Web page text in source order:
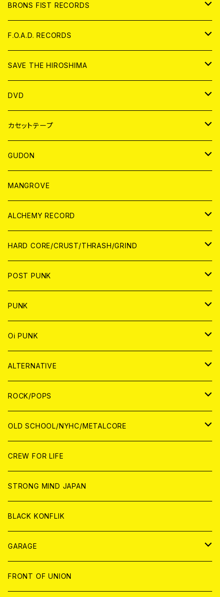
アパレル
ANALOG
BRONS FIST RECORDS
CD
ANALOG
F.O.A.D. RECORDS
CD
ANALOG
SAVE THE HIROSHIMA
アパレル
BADGE
DVD
JAPAN
WORLD
カセットテープ
JAPAN
WORLD
GUDON
アパレル
PATCH
アナログ
DIGITAL CONTENTS
MANGROVE
ALCHEMY RECORD
CD
ANALOG
HARD CORE/CRUST/THRASH/GRIND
JAPAN
CD
ANALOG
WORLD
CD
ANALOG
POST PUNK
CD
JAPAN
WORLD
ANALOG
JAPAN
WORLD
PUNK
JAPAN
CD
ANALOG
WORLD
CD
ANALOG
Oi PUNK
JAPAN
CD
ANALOG
WOLRD
CD
ANALOG
ALTERNATIVE
JAPAN
CD
ANALOG
WORLD
CD
ANALOG
ROCK/POPS
JAPAN
CD
ANALOG
WORLD
CD
ANALOG
OLD SCHOOL/NYHC/METALCORE
JAPAN
CD
ANALOG
WORLD
CD
ANALOG
CREW FOR LIFE
STRONG MIND JAPAN
BLACK KONFLIK
GARAGE
JAPAN
FRONT OF UNION